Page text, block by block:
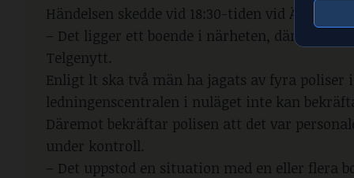
Händelsen skedde vid 18:30-tiden vid
– Det ligger ett boende i närheten, där har
Telgenytt.
Enligt lt ska två män ha jagats av fyra poliser
ledningenscentralen i nuläget inte kan
Däremot bekräftar polisen att det var
under kontroll.
– Det uppstod en situation med en eller flera